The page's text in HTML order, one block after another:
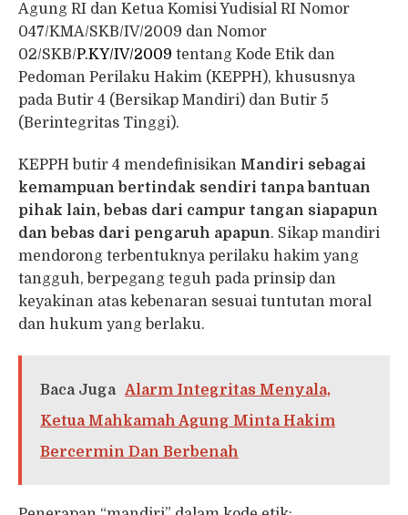
Agung RI dan Ketua Komisi Yudisial RI Nomor
047/KMA/SKB/IV/2009 dan Nomor
02/SKB/P.KY/IV/2009 tentang Kode Etik dan
Pedoman Perilaku Hakim (KEPPH), khususnya
pada Butir 4 (Bersikap Mandiri) dan Butir 5
(Berintegritas Tinggi).
KEPPH butir 4 mendefinisikan Mandiri sebagai
kemampuan bertindak sendiri tanpa bantuan
pihak lain, bebas dari campur tangan siapapun
dan bebas dari pengaruh apapun. Sikap mandiri
mendorong terbentuknya perilaku hakim yang
tangguh, berpegang teguh pada prinsip dan
keyakinan atas kebenaran sesuai tuntutan moral
dan hukum yang berlaku.
Baca Juga Alarm Integritas Menyala,
Ketua Mahkamah Agung Minta Hakim
Bercermin Dan Berbenah